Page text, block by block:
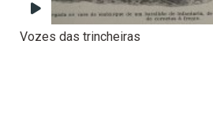
Vozes das trincheiras